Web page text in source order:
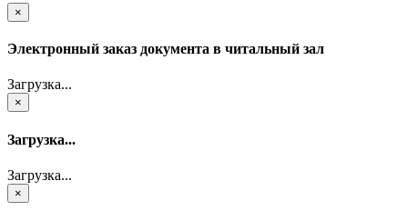
×
Электронный заказ документа в читальный зал
Загрузка...
×
Загрузка...
Загрузка...
×